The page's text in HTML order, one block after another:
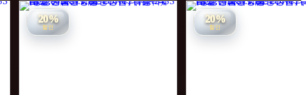
20%
할인
20%
할인